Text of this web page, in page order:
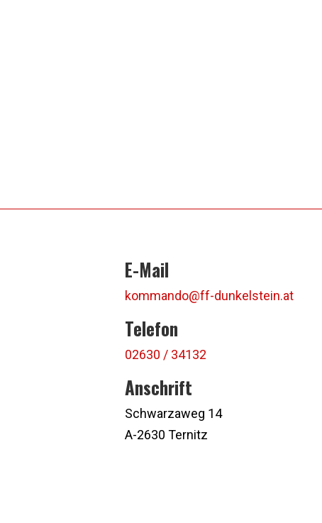
E-Mail
kommando@ff-dunkelstein.at
Telefon
02630 / 34132
Anschrift
Schwarzaweg 14
A-2630 Ternitz